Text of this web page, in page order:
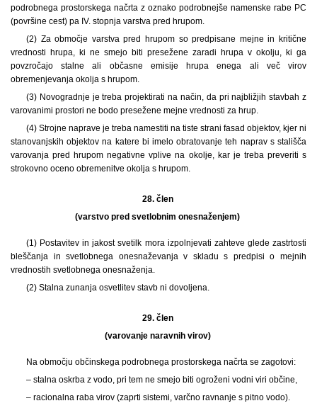
podrobnega prostorskega načrta z oznako podrobnejše namenske rabe PC
(površine cest) pa IV. stopnja varstva pred hrupom.
(2) Za območje varstva pred hrupom so predpisane mejne in kritične
vrednosti hrupa, ki ne smejo biti presežene zaradi hrupa v okolju, ki ga
povzročajo stalne ali občasne emisije hrupa enega ali več virov
obremenjevanja okolja s hrupom.
(3) Novogradnje je treba projektirati na način, da pri najbližjih stavbah z
varovanimi prostori ne bodo presežene mejne vrednosti za hrup.
(4) Strojne naprave je treba namestiti na tiste strani fasad objektov, kjer ni
stanovanjskih objektov na katere bi imelo obratovanje teh naprav s stališča
varovanja pred hrupom negativne vplive na okolje, kar je treba preveriti s
strokovno oceno obremenitve okolja s hrupom.
28. člen
(varstvo pred svetlobnim onesnaženjem)
(1) Postavitev in jakost svetilk mora izpolnjevati zahteve glede zastrtosti
bleščanja in svetlobnega onesnaževanja v skladu s predpisi o mejnih
vrednostih svetlobnega onesnaženja.
(2) Stalna zunanja osvetlitev stavb ni dovoljena.
29. člen
(varovanje naravnih virov)
Na območju občinskega podrobnega prostorskega načrta se zagotovi:
– stalna oskrba z vodo, pri tem ne smejo biti ogroženi vodni viri občine,
– racionalna raba virov (zaprti sistemi, varčno ravnanje s pitno vodo).